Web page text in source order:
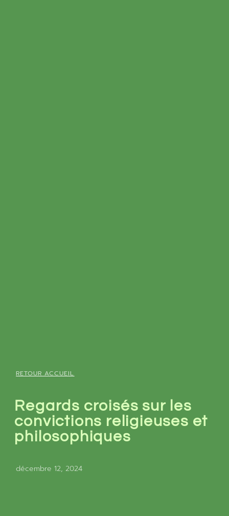
RETOUR ACCUEIL
Regards croisés sur les
convictions religieuses et
philosophiques
décembre 12, 2024